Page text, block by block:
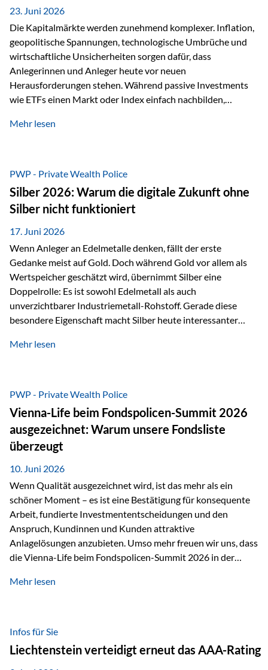
Der massive Aufwand hinter einem winzigen…
23. Juni 2026
Die Kapitalmärkte werden zunehmend komplexer. Inflation,
geopolitische Spannungen, technologische Umbrüche und
wirtschaftliche Unsicherheiten sorgen dafür, dass
Anlegerinnen und Anleger heute vor neuen
Herausforderungen stehen. Während passive Investments
wie ETFs einen Markt oder Index einfach nachbilden,
setzen auf die Expertise erfahrener Fondsmanager, die
Veränderungen geprägt ist, kann diese aktive
Herangehensweise einen entscheidenden Mehrwert bieten.
Was zeichnet aktive Fonds aus? Aktive Fonds verfolgen das
Ziel, nicht nur einen Markt abzubilden, sondern gezielt
Anlageentscheidungen zu treffen. Fondsmanager
analysieren Unternehmen,…
Mehr lesen
PWP - Private Wealth Police
Silber 2026: Warum die digitale Zukunft ohne
Silber nicht funktioniert
17. Juni 2026
Wenn Anleger an Edelmetalle denken, fällt der erste
Gedanke meist auf Gold. Doch während Gold vor allem als
Wertspeicher geschätzt wird, übernimmt Silber eine
Doppelrolle: Es ist sowohl Edelmetall als auch
unverzichtbarer Industriemetall-Rohstoff. Gerade diese
besondere Eigenschaft macht Silber heute interessanter
elektrischer – und genau dort spielt Silber eine
Leitfähigkeit aller Metalle. Diese Eigenschaft macht es für
zahlreiche Zukunftstechnologien praktisch unverzichtbar.
Silber findet sich unter anderem in: Solarmodulen
Elektrofahrzeugen Halbleitern Smartphones und Tablets…
Mehr lesen
PWP - Private Wealth Police
Vienna-Life beim Fondspolicen-Summit 2026
ausgezeichnet: Warum unsere Fondsliste
überzeugt
10. Juni 2026
Wenn Qualität ausgezeichnet wird, ist das mehr als ein
schöner Moment – es ist eine Bestätigung für konsequente
Arbeit, fundierte Investmententscheidungen und den
Anspruch, Kundinnen und Kunden attraktive
Anlagelösungen anzubieten. Umso mehr freuen wir uns, dass
die Vienna-Life beim Fondspolicen-Summit 2026 in der
dieser Ehrung ist der renommierte Fondspolicenreport der
analysiert und verglichen wurden. Das Ergebnis: Die ETF-
Auswahl der Vienna-Life zählt zu den drei besten Angeboten
am Markt. Für uns ist diese Auszeichnung eine Bestätigung
Mehr lesen
Infos für Sie
Liechtenstein verteidigt erneut das AAA-Rating